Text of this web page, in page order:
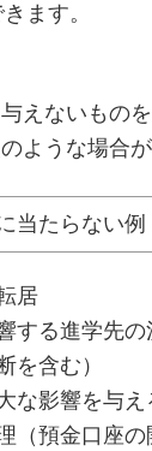
ます。
えないもの
ような場合が
当たらない例
居
する進学先
を含む）
な影響を与
（預金口座の